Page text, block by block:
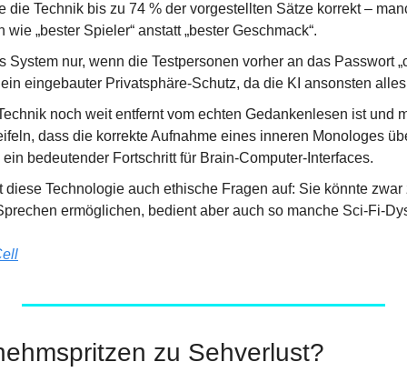
die Technik bis zu 74 % der vorgestellten Sätze korrekt –
„bester Spieler“ anstatt „bester Geschmack“.
System nur, wenn die Testpersonen vorher an das Passwort
eingebauter Privatsphäre-Schutz, da die KI ansonsten alles
noch weit entfernt vom echten Gedankenlesen ist und
dass die korrekte Aufnahme eines inneren Monologes
bedeutender Fortschritt für Brain-Computer-Interfaces.
diese Technologie auch ethische Fragen auf: Sie könnte zwar
ermöglichen, bedient aber auch so manche Sci-Fi-
zu Sehverlust?